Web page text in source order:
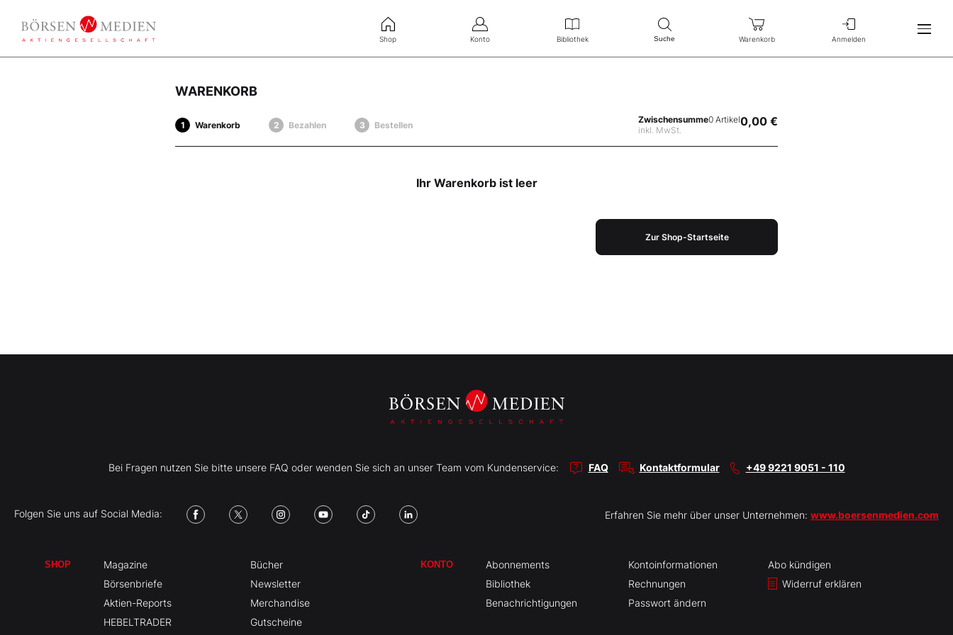
Shop Konto Bibliothek Suche Warenkorb Anmelden
WARENKORB
Warenkorb Bezahlen Bestellen
Zwischensumme
inkl. MwSt.
0 Artikel0,00 €
Ihr Warenkorb ist leer
Zur Shop-Startseite
Bei Fragen nutzen Sie bitte unsere FAQ oder wenden Sie sich an unser Team vom Kundenservice: FAQ Kontaktformular +49 9221 9051 - 110
Folgen Sie uns auf Social Media: Erfahren Sie mehr über unser Unternehmen: www.boersenmedien.com
SHOP
Magazine
Börsenbriefe
Aktien-Reports
HEBELTRADER
Bücher
Newsletter
Merchandise
Gutscheine
KONTO
Abonnements
Bibliothek
Benachrichtigungen
Kontoinformationen
Rechnungen
Passwort ändern
Abo kündigen
Widerruf erklären